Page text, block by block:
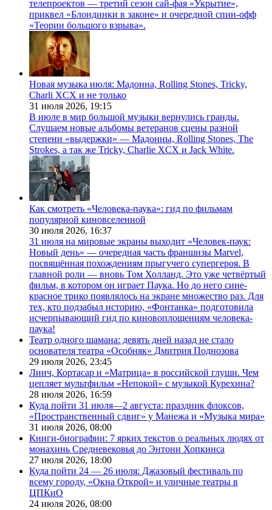
телепроектов — третий сезон сай-фая «Укрытие»,
приквел «Блондинки в законе» и очередной спин-офф
«Теории большого взрыва».
Новая музыка июля: Мадонна, Rolling Stones, Tricky,
Charli XCX и не только
31 июля 2026, 19:15
В июле в мир большой музыки вернулись гранды.
Слушаем новые альбомы ветеранов сцены разной
степени «выдержки» — Мадонны, Rolling Stones, The
Strokes, а так же Tricky, Charlie XCX и Jack White.
Как смотреть «Человека-паука»: гид по фильмам
популярной киновселенной
30 июля 2026, 16:37
31 июля на мировые экраны выходит «Человек-паук:
Новый день» — очередная часть франшизы Marvel,
посвящённая похождениям прыгучего супергероя. В
главной роли — вновь Том Холланд. Это уже четвёртый
фильм, в котором он играет Паука. Но до него сине-
красное трико появлялось на экране множество раз. Для
тех, кто подзабыл историю, «Фонтанка» подготовила
исчерпывающий гид по киновоплощениям человека-
паука!
Театр одного шамана: девять дней назад не стало
основателя театра «Особняк» Дмитрия Поднозова
29 июля 2026, 23:45
Линч, Кортасар и «Матрица» в российской глуши. Чем
цепляет мультфильм «Непокой» с музыкой Курехина?
28 июля 2026, 16:59
Куда пойти 31 июля—2 августа: праздник флоксов,
«Пространственный сдвиг» у Манежа и «Музыка мира»
31 июля 2026, 08:00
Книги-биографии: 7 ярких текстов о реальных людях от
монахинь Средневековья до Энтони Хопкинса
27 июля 2026, 18:00
Куда пойти 24 — 26 июля: Джазовый фестиваль по
всему городу, «Окна Открой» и уличные театры в
ЦПКиО
24 июля 2026, 08:00